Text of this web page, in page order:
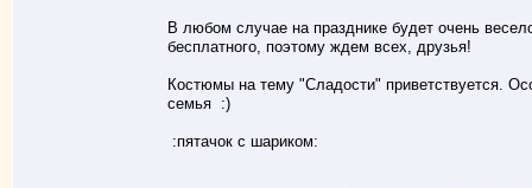
В любом случае на празднике будет очень
бесплатного, поэтому ждем всех, друзья!
Костюмы на тему "Сладости" приветствуется.
семья :)
:пятачок с шариком: